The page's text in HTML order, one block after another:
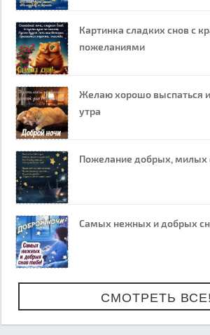
Картинка сладких снов с
пожеланиями
Желаю хорошо выспаться
утра
Пожелание добрых, милых
Самых нежных и добрых
СМОТРЕТЬ ВСЕ!